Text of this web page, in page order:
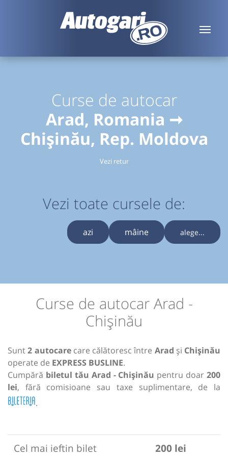
Curse de autocar
Arad, Romania ➞
Chișinău, Rep. Moldova
Vezi retur
Vezi toate cursele de:
azi mâine alege...
Curse de autocar Arad -
Chișinău
Sunt2 autocarecare călătoresc între Arad și Chișinău
operate de EXPRESS BUSLINE.
Cumpără biletul tău Arad - Chișinău pentru doar 200
lei, fără comisioane sau taxe suplimentare, de la
.
Cel mai ieftin bilet
200 lei